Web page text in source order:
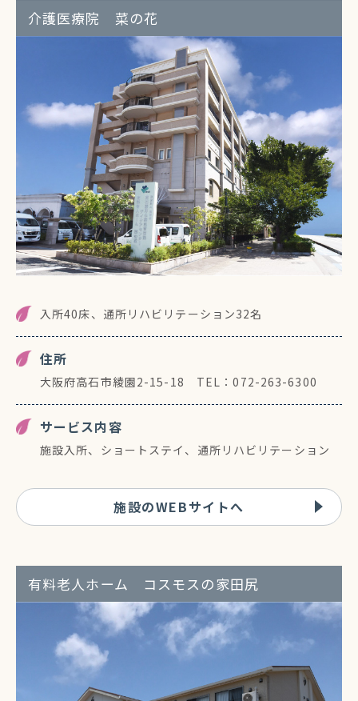
介護医療院 菜の花
入所40床、通所リハビリテーション32名
住所
大阪府高石市綾園2-15-18 TEL：072-263-6300
サービス内容
施設入所、ショートステイ、通所リハビリテーション
施設のWEBサイトへ
有料老人ホーム コスモスの家田尻